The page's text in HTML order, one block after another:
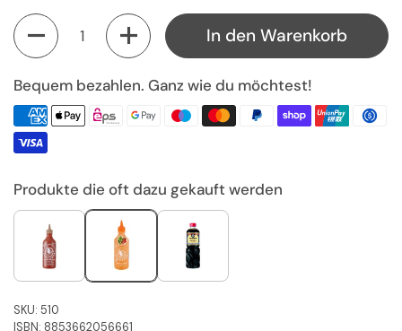
Anzahl
In den Warenkorb
Bequem bezahlen. Ganz wie du möchtest!
Produkte die oft dazu gekauft werden
SKU: 510
ISBN: 8853662056661